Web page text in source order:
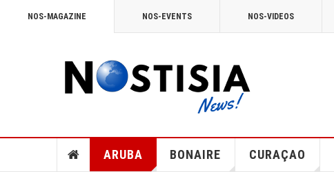
NOS-MAGAZINE NOS-EVENTS NOS-VIDEOS
ARUBA BONAIRE CURAÇAO